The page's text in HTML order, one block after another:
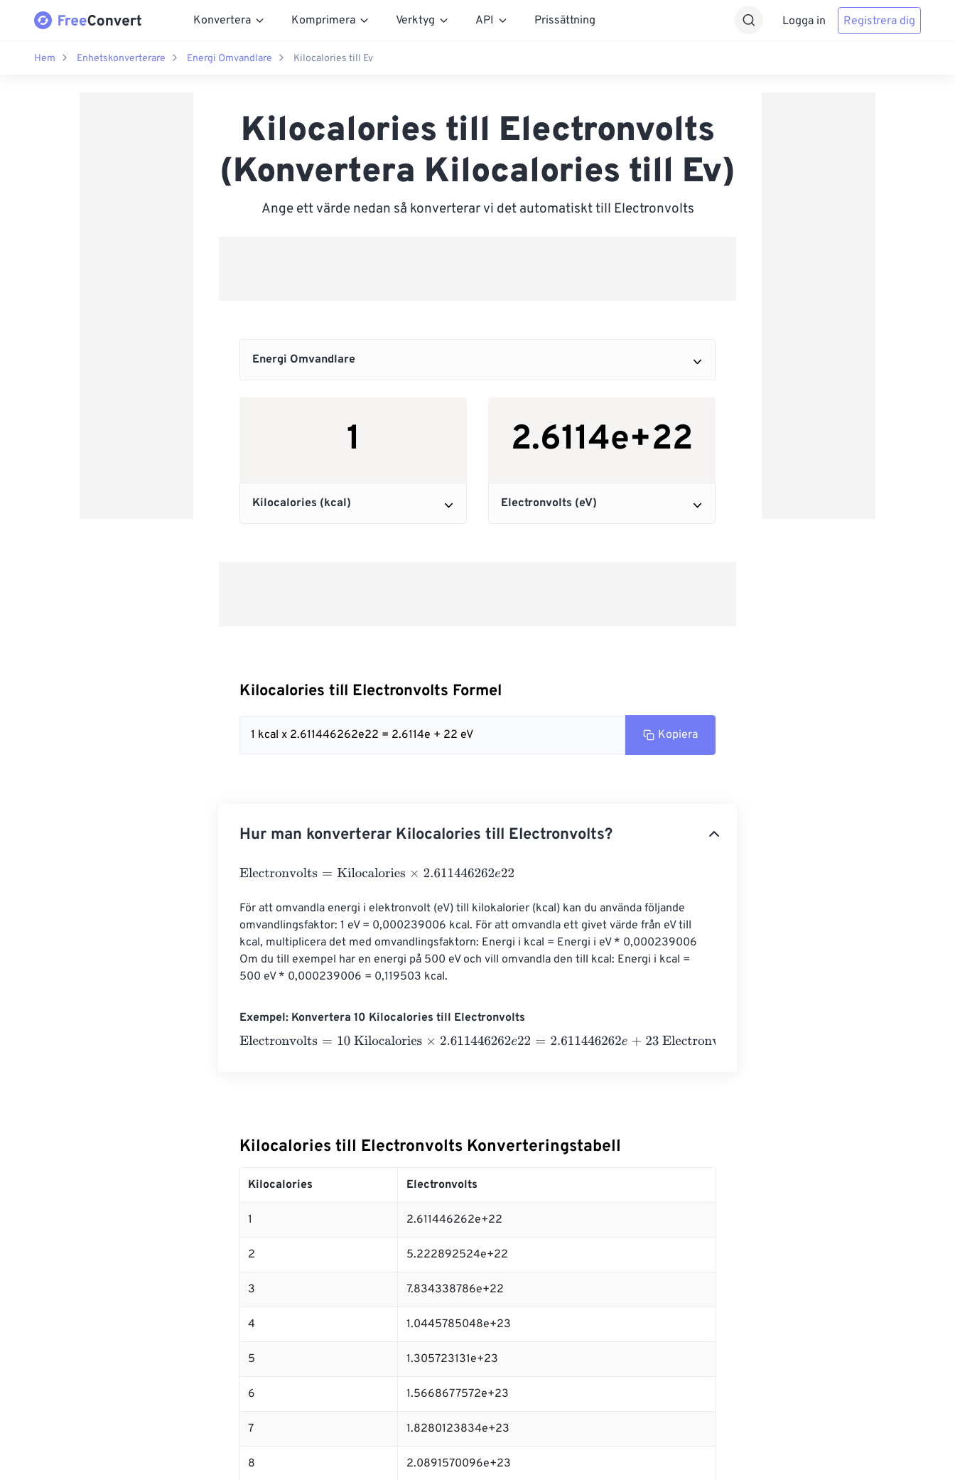
Konvertera Komprimera Verktyg API Prissättning Logga in Registrera dig
Hem Enhetskonverterare Energi Omvandlare Kilocalories till Ev
Kilocalories till Electronvolts
(Konvertera Kilocalories till Ev)
Ange ett värde nedan så konverterar vi det automatiskt till Electronvolts
Kilocalories till Electronvolts Formel
1 kcal x 2.611446262e22 = 2.6114e + 22 eV Kopiera
Hur man konverterar Kilocalories till Electronvolts?
Electronvolts=Kilocalories×2.611446262e22
För att omvandla energi i elektronvolt (eV) till kilokalorier (kcal) kan du använda följande
omvandlingsfaktor: 1 eV = 0,000239006 kcal. För att omvandla ett givet värde från eV till
kcal, multiplicera det med omvandlingsfaktorn: Energi i kcal = Energi i eV * 0,000239006
Om du till exempel har en energi på 500 eV och vill omvandla den till kcal: Energi i kcal =
500 eV * 0,000239006 = 0,119503 kcal.
Exempel: Konvertera 10 Kilocalories till Electronvolts
Electronvolts=10 Kilocalories×2.611446262e22=2.611446262e+23 Electronvolts
Kilocalories till Electronvolts Konverteringstabell
Kilocalories Electronvolts
1 2.611446262e+22
2 5.222892524e+22
3 7.834338786e+22
4 1.0445785048e+23
5 1.305723131e+23
6 1.5668677572e+23
7 1.8280123834e+23
8 2.0891570096e+23